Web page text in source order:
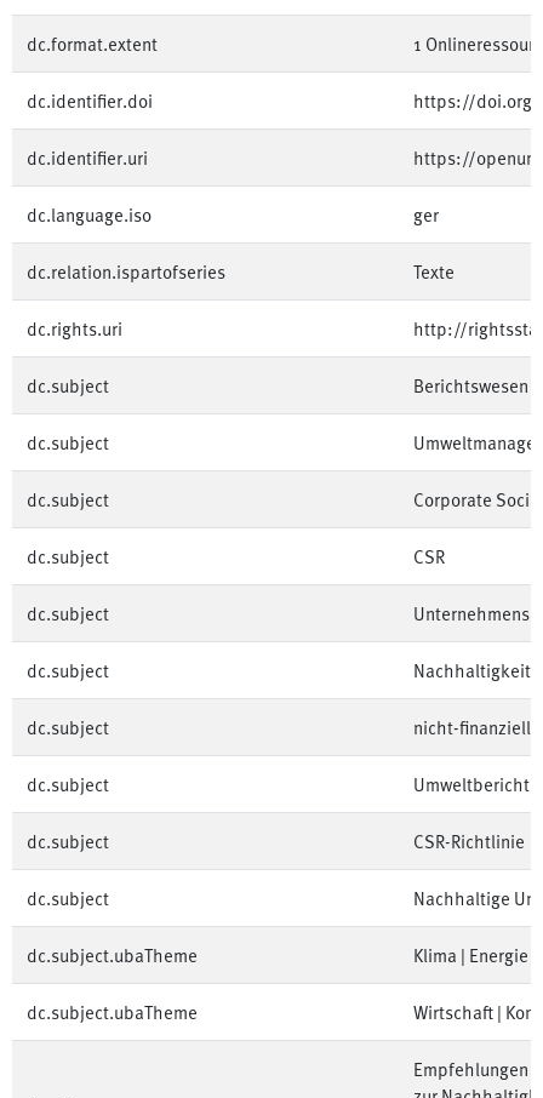
dc.format.extent 1
dc.identifier.doi https://doi.org/
dc.identifier.uri https://
dc.language.iso ger
dc.relation.ispartofseries Texte
dc.rights.uri http://
dc.subject Berichtswesen
dc.subject
dc.subject Corporate
dc.subject CSR
dc.subject
dc.subject
dc.subject nicht-
dc.subject
dc.subject CSR-Richtlinie
dc.subject Nachhaltige
dc.subject.ubaTheme Klima | Energie
dc.subject.ubaTheme Wirtschaft |
Empfehlungen